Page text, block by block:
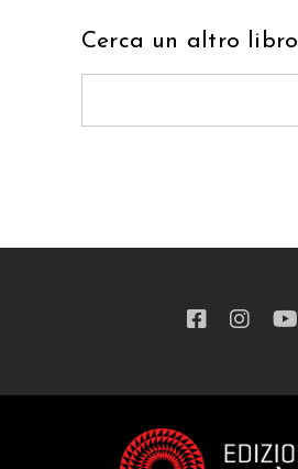
Cerca un altro libro